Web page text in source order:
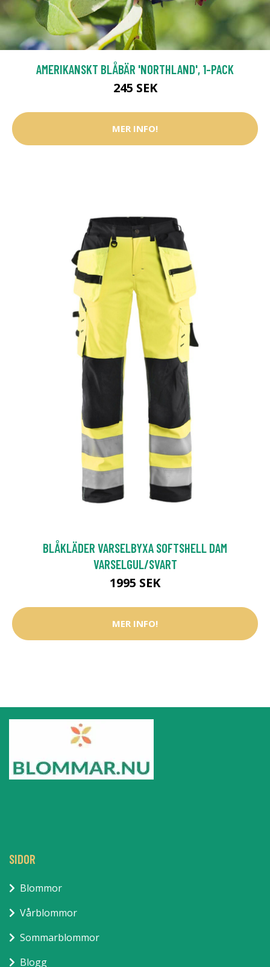
AMERIKANSKT BLÅBÄR 'NORTHLAND', 1-PACK
245 SEK
MER INFO!
BLÅKLÄDER VARSELBYXA SOFTSHELL DAM
VARSELGUL/SVART
1995 SEK
MER INFO!
SIDOR
Blommor
Vårblommor
Sommarblommor
Blogg